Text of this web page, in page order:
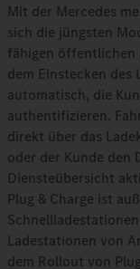
Mit der Mercedes
sich die jüngsten
fähigen öffentlichen
dem Einstecken des
automatisch, die
authentifizieren.
direkt über das
oder der Kunde den
Diensteübersicht
Plug & Charge ist
Ladestationen von
dem Rollout von